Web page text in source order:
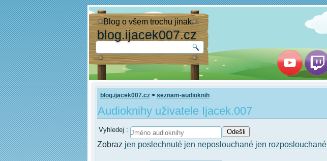
blog.ijacek007.cz
Blog o všem trochu jinak.
blog.ijacek007.cz > seznam-audioknih
Audioknihy uživatele Ijacek.007
Vyhledej :
Zobraz jen poslechnuté jen neposlouchané jen rozposlouchané